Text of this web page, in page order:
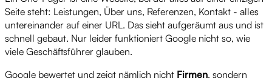
Seite steht: Leistungen, Über uns, Referenzen, Kontakt - alles
untereinander auf einer URL. Das sieht aufgeräumt aus und ist
schnell gebaut. Nur leider funktioniert Google nicht so, wie
viele Geschäftsführer glauben.
Google bewertet und zeigt nämlich nicht Firmen, sondern